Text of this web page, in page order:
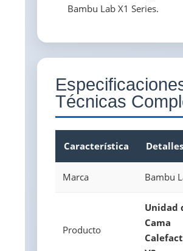
Bambu Lab X1 Series.
Técnicas
Característica Detalles
Marca Bambu
Producto
Unidad
Cama